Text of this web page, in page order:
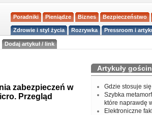
Poradniki Pieniądze Biznes Bezpieczeństwo
Zdrowie i styl życia Rozrywka Pressroom i
Dodaj artykuł / link
zabezpieczeń w
Przegląd
Artykuły
Gdzie stosuje
Szybka
które naprawdę
Elektroniczne